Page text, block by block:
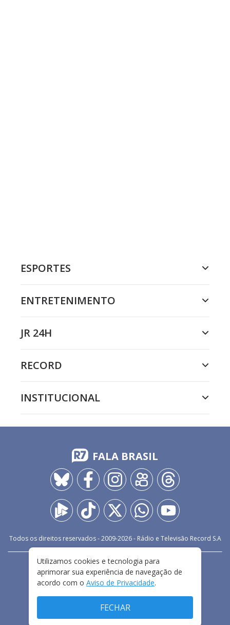
ESPORTES
ENTRETENIMENTO
JR 24H
RECORD
INSTITUCIONAL
FALA BRASIL
Todos os direitos reservados - 2009-2026- Rádio e Televisão Record S.A
FALE CONOSCO
PRIVACIDADE
TERMOS E CONDIÇÕES DE USO
Utilizamos cookies e tecnologia para
aprimorar sua experiência de navegação de
acordo com o Aviso de Privacidade.
FECHAR